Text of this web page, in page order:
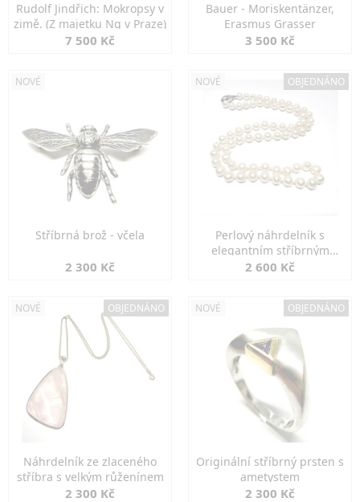
Rudolf Jindřich: Mokropsy v
zimě. (Z majetku Ng v Praze)
7 500 Kč
Bauer - Moriskentänzer,
Erasmus Grasser
3 500 Kč
NOVÉ
Stříbrná brož - včela
2 300 Kč
NOVÉ OBJEDNÁNO
Perlový náhrdelník s
elegantním stříbrným
zapínáním
2 600 Kč
NOVÉ OBJEDNÁNO
Náhrdelník ze zlaceného
stříbra s velkým růženínem
2 300 Kč
NOVÉ OBJEDNÁNO
Originální stříbrný prsten s
ametystem
2 300 Kč